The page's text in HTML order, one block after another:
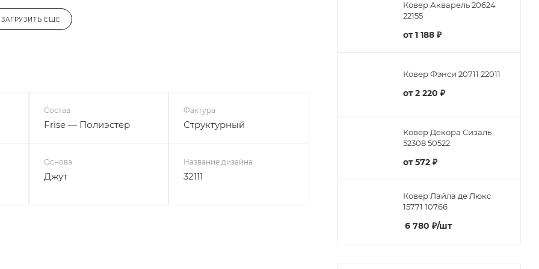
ЗАГРУЗИТЬ ЕЩЕ
Состав
Frise — Полиэстер
Фактура
Структурный
Основа
Джут
Название дизайна
32111
Ковер Акварель 20624
22155
от1 188 ₽
Ковер Фэнси 20711 22011
от2 220 ₽
Ковер Декора Сизаль
52308 50522
от572 ₽
Ковер Лайла де Люкс
15771 10766
6 780 ₽/шт